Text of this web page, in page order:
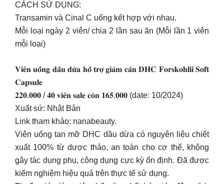
CÁCH SỬ DỤNG:
Transamin và Cinal C uống kết hợp với nhau.
Mỗi loại ngày 2 viên/ chia 2 lần sau ăn (Mỗi lần 1 viên
mỗi loại)
𝐕𝐢𝐞̂𝐧 𝐮𝐨̂́𝐧𝐠 𝐝𝐚̂̀𝐮 𝐝𝐮̛̀𝐚 𝐡𝐨̂̃ 𝐭𝐫𝐨̛̣ 𝐠𝐢𝐚̉𝐦 𝐜𝐚̂𝐧 𝐃𝐇𝐂 𝐅𝐨𝐫𝐬𝐤𝐨𝐡𝐥𝐢𝐢 𝐒𝐨𝐟𝐭
𝐂𝐚𝐩𝐬𝐮𝐥𝐞
𝟐𝟐𝟎.𝟎𝟎𝟎 / 𝟒𝟎 𝐯𝐢𝐞̂𝐧 𝐬𝐚𝐥𝐞 𝐜𝐨̀𝐧 𝟏𝟔𝟓.𝟎𝟎𝟎 (date: 10/2024)
Xuất sứ: Nhật Bản
Link tham khảo: nanabeauty.
Viên uống tan mỡ DHC dầu dừa có nguyên liệu chiết
xuất 100% từ dược thảo, an toàn cho cơ thể, không
gây tác dụng phụ, công dụng cực kỳ ổn định. Đã được
kiểm nghiệm hiệu quả trên thực tế sử dụng.